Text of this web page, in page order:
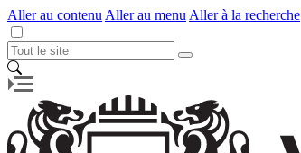
Aller au contenu Aller au menu Aller à la recherche